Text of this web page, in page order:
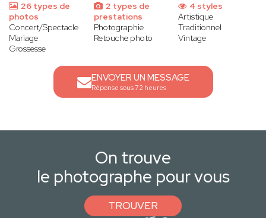
26 types de
photos
Concert/Spectacle
Mariage
Grossesse
2 types de
prestations
Photographie
Retouche photo
4 styles
Artistique
Traditionnel
Vintage
ENVOYER UN MESSAGE
Réponse sous 72 heures
On trouve
le photographe pour vous
TROUVER